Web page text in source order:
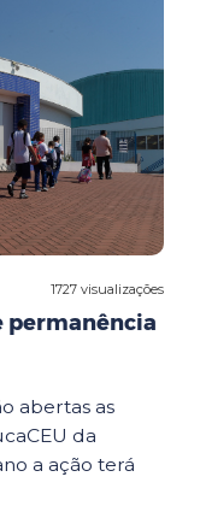
1727 visualizações
permanência
abertas as
da
a ação terá